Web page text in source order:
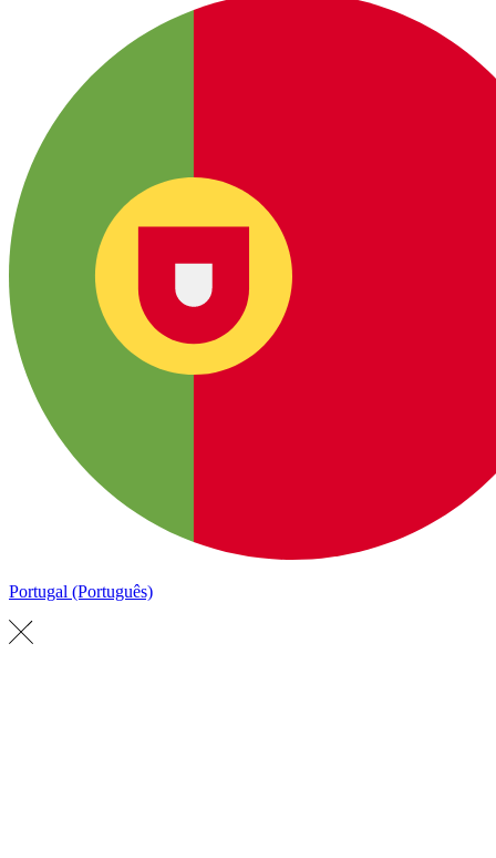
Portugal (Português)